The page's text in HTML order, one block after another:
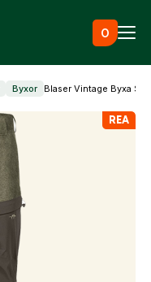
0
Byxor Blaser Vintage Byxa
REA